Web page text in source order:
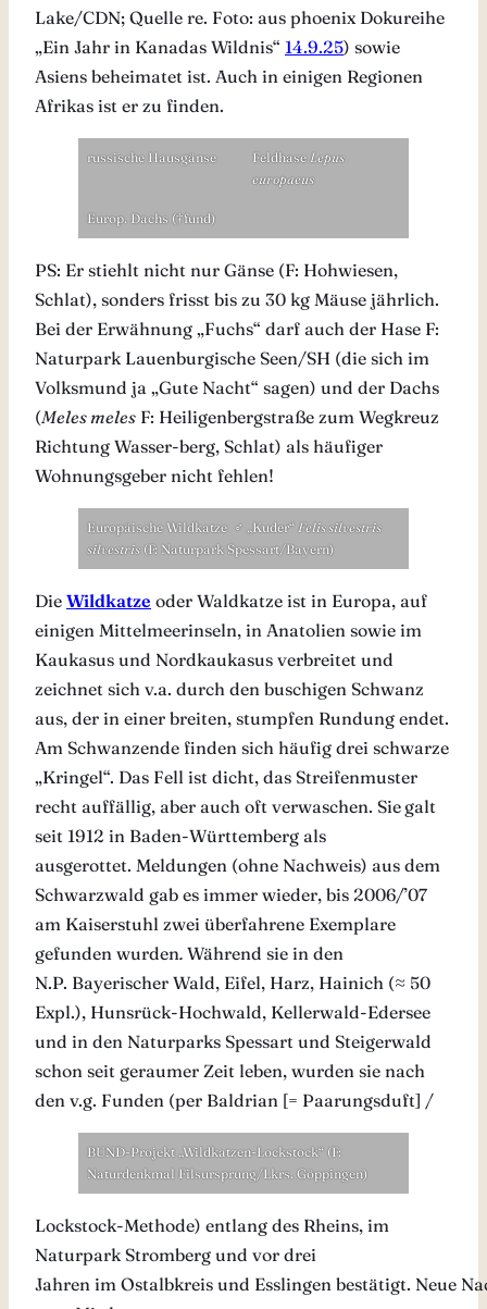
Lake/CDN; Quelle re. Foto: aus phoenix Dokureihe
„Ein Jahr in Kanadas Wildnis“ 14.9.25) sowie
Asiens beheimatet ist. Auch in einigen Regionen
Afrikas ist er zu finden.
russische Hausgänse Feldhase Lepus
europaeus
Europ. Dachs (†fund)
PS: Er stiehlt nicht nur Gänse (F: Hohwiesen,
Schlat), sonders frisst bis zu 30 kg Mäuse jährlich.
Bei der Erwähnung „Fuchs“ darf auch der Hase F:
Naturpark Lauenburgische Seen/SH (die sich im
Volksmund ja „Gute Nacht“ sagen) und der Dachs
(Meles meles F: Heiligenbergstraße zum Wegkreuz
Richtung Wasser-berg, Schlat) als häufiger
Wohnungsgeber nicht fehlen!
Europäische Wildkatze ♂ „Kuder“ Felis silvestris
silvestris (F: Naturpark Spessart/Bayern)
Die Wildkatze oder Waldkatze ist in Europa, auf
einigen Mittelmeerinseln, in Anatolien sowie im
Kaukasus und Nordkaukasus verbreitet und
zeichnet sich v.a. durch den buschigen Schwanz
aus, der in einer breiten, stumpfen Rundung endet.
Am Schwanzende finden sich häufig drei schwarze
„Kringel“. Das Fell ist dicht, das Streifenmuster
recht auffällig, aber auch oft verwaschen. Siegalt
seit 1912 in Baden-Württemberg als
ausgerottet. Meldungen (ohne Nachweis) aus dem
Schwarzwald gab es immer wieder, bis 2006/’07
am Kaiserstuhl zwei überfahrene Exemplare
gefunden wurden. Während sie in den
N.P. Bayerischer Wald, Eifel, Harz, Hainich (≈ 50
Expl.), Hunsrück-Hochwald, Kellerwald-Edersee
und in den Naturparks Spessart und Steigerwald
schon seit geraumer Zeit leben, wurden sie nach
den v.g. Funden (per Baldrian [= Paarungsduft] /
BUND-Projekt „Wildkatzen-Lockstock“ (F:
Naturdenkmal Filsursprung/Lkrs. Göppingen)
Lockstock-Methode) entlang des Rheins, im
Naturpark Stromberg und vor drei
Jahren im Ostalbkreis und Esslingen bestätigt. Neue